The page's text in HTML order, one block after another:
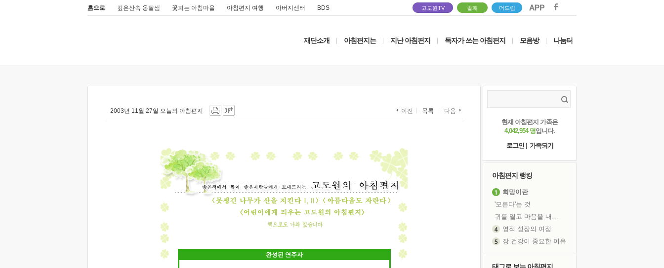
홈으로 깊은산속 옹달샘 꽃피는 아침마을 아침편지 여행 아버지센터 BDS 고도원TV 솔패 더드림
재단소개 아침편지는 지난 아침편지 독자가 쓰는 아침편지 모음방 나눔터
2003년 11월 27일 오늘의 아침편지 이전 목록 다음
완성된 연주자
현재 아침편지 가족은
4,042,954 명입니다.
로그인
가족되기
아침편지 랭킹
희망이란
'모른다'는 것
귀를 열고 마음을 내어주고
영적 성장의 여정
장 건강이 중요한 이유